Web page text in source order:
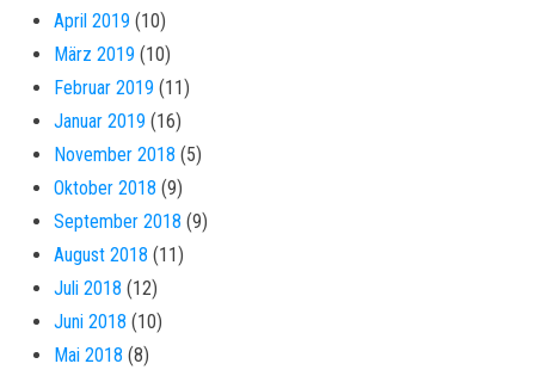
April 2019 (10)
März 2019 (10)
Februar 2019 (11)
Januar 2019 (16)
November 2018 (5)
Oktober 2018 (9)
September 2018 (9)
August 2018 (11)
Juli 2018 (12)
Juni 2018 (10)
Mai 2018 (8)